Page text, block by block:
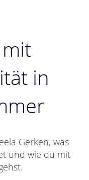
in
Gerken, was
und wie du mit